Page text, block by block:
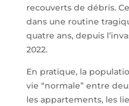
recouverts de débris.
dans une routine
quatre ans, depuis
2022.
En pratique, la
vie “normale” entre
les appartements, les